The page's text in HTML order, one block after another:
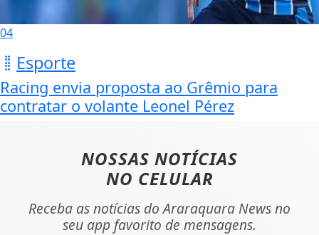
04
Esporte
Racing envia proposta ao Grêmio para
contratar o volante Leonel Pérez
NOSSAS NOTÍCIAS
NO CELULAR
Receba as notícias do Araraquara News no
seu app favorito de mensagens.